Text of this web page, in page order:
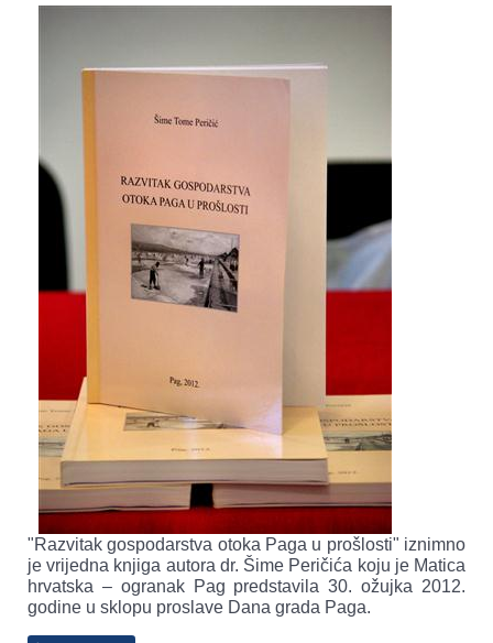
"Razvitak gospodarstva otoka Paga u prošlosti" iznimno
je vrijedna knjiga autora dr. Šime Peričića koju je Matica
hrvatska – ogranak Pag predstavila 30. ožujka 2012.
godine u sklopu proslave Dana grada Paga.